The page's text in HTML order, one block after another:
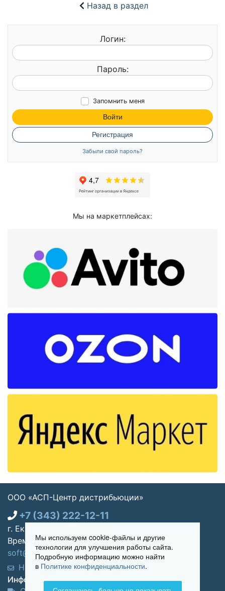
Назад в раздел
Логин:
Пароль:
Запомнить меня
Войти
Регистрация
Забыли свой пароль?
Мы на маркетплейсах:
ООО «АСП-Центр дистрибьюции»
+7 (343) 222-12-11
г. Екатеринбург, ул. Щорса 7, офис 270
Время работы: Пн-пт 09:00 - 18:00
soft@asp-partners.ru
Написать нам
Обратный звонок
Информация для покупателей:
Мы используем cookie-файлы и другие
технологии для улучшения работы сайта.
Подробную информацию можно найти
в Политике конфиденциальности.